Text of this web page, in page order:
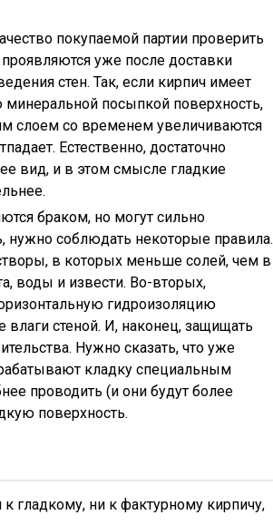
покупаемой партии проверить
уже после доставки
стен. Так, если кирпич имеет
посыпкой поверхность,
слоем со временем увеличиваются
Естественно, достаточно
вид, и в этом смысле гладкие
браком, но могут сильно
соблюдать некоторые правила.
в которых меньше солей, чем в
воды и извести. Во-вторых,
гидроизоляцию
стеной. И, наконец, защищать
Нужно сказать, что уже
кладку специальным
проводить (и они будут более
поверхность.
гладкому, ни к фактурному кирпичу,